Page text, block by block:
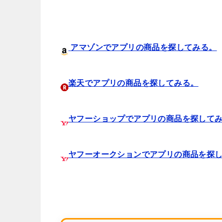
アマゾンでアプリの商品を探してみる。
楽天でアプリの商品を探してみる。
ヤフーショップでアプリの商品を探してみ
ヤフーオークションでアプリの商品を探し